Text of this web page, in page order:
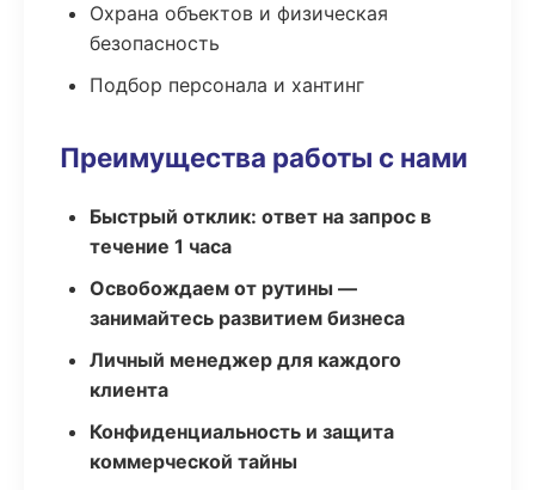
Охрана объектов и физическая
безопасность
Подбор персонала и хантинг
Преимущества работы с нами
Быстрый отклик: ответ на запрос в
течение 1 часа
Освобождаем от рутины —
занимайтесь развитием бизнеса
Личный менеджер для каждого
клиента
Конфиденциальность и защита
коммерческой тайны